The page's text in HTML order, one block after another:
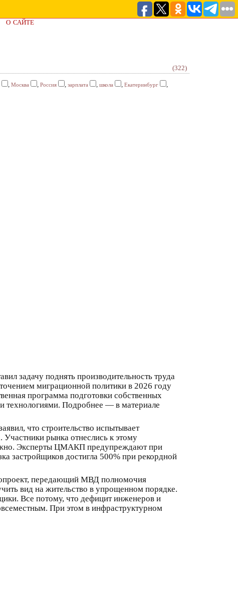
О САЙТЕ
(322)
, Москва , Россия , зарплата , школа , Екатеринбург ,
задачу поднять производительность труда
миграционной политики в 2026 году
программа подготовки собственных
технологиями. Подробнее — в материале
что строительство испытывает
Участники рынка отнеслись к этому
Эксперты ЦМАКП предупреждают при
застройщиков достигла 500% при рекордной
передающий МВД полномочия
вид на жительство в упрощенном порядке.
Все потому, что дефицит инженеров и
При этом в инфраструктурном